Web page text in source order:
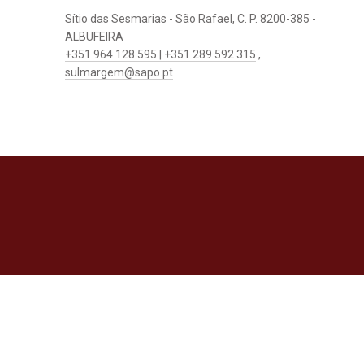
Sítio das Sesmarias - São Rafael, C. P. 8200-385 -
ALBUFEIRA
+351 964 128 595 | +351 289 592 315 ,
sulmargem@sapo.pt